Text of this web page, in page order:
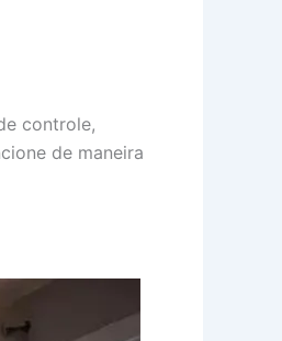
controle,
de maneira